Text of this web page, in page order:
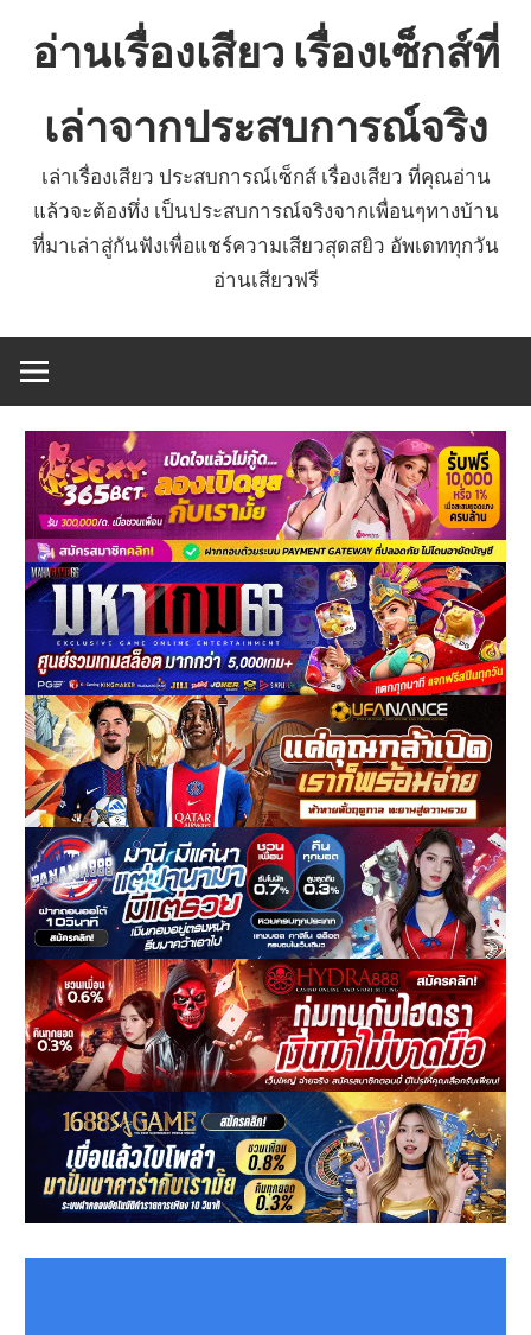
อ่านเรื่องเสียว เรื่องเซ็กส์ที่
เล่าจากประสบการณ์จริง
เล่าเรื่องเสียว ประสบการณ์เซ็กส์ เรื่องเสียว ที่คุณอ่าน
แล้วจะต้องทึ่ง เป็นประสบการณ์จริงจากเพื่อนๆทางบ้าน
ที่มาเล่าสู่กันฟังเพื่อแชร์ความเสียวสุดสยิว อัพเดททุกวัน
อ่านเสียวฟรี